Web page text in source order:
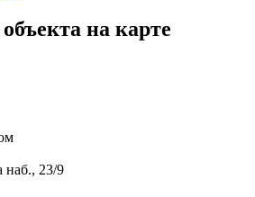
на карте
23/9